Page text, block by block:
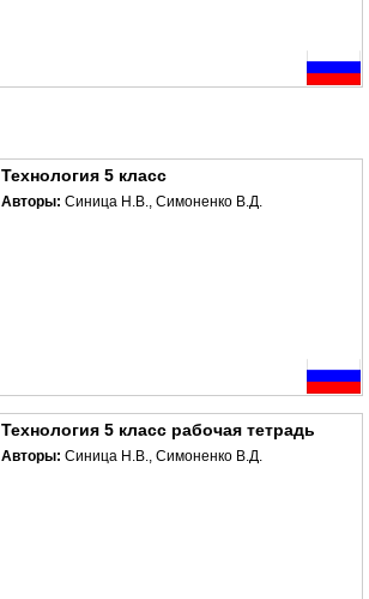
Технология 5 класс
Авторы: Синица Н.В., Симоненко В.Д.
Технология 5 класс рабочая тетрадь
Авторы: Синица Н.В., Симоненко В.Д.